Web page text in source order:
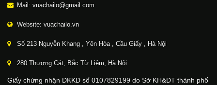
Mail: vuachailo@gmail.com
Website: vuachailo.vn
Số 213 Nguyễn Khang , Yên Hòa , Cầu Giấy , Hà Nội
280 Thượng Cát, Bắc Từ Liêm, Hà Nội
Giấy chứng nhận ĐKKD số 0107829199 do Sở KH&ĐT thành phố